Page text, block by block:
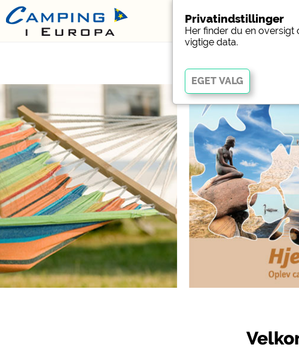
Privatindstillinger
Her finder du en
vigtige data.
Vigtig
Væsentlige cookies muliggør
fungerer korrekt. Uden disse
Social Media
Forhåndsvisning af
websteder med campingpladser)
Facebook (Eksempel på
campingpladser)
Eksterne medier / Social